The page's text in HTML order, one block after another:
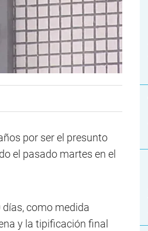
por ser el presunto
el pasado martes en el
como medida
y la tipificación final